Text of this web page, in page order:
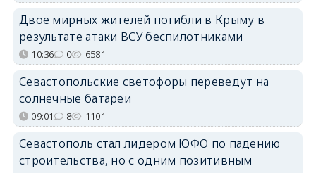
Двое мирных жителей погибли в Крыму в
результате атаки ВСУ беспилотниками
10:36 0 6581
Севастопольские светофоры переведут на
солнечные батареи
09:01 8 1101
Севастополь стал лидером ЮФО по падению
строительства, но с одним позитивным